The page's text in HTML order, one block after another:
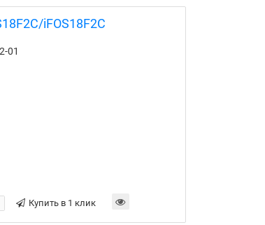
iFOS18F2С
01
Купить в 1 клик